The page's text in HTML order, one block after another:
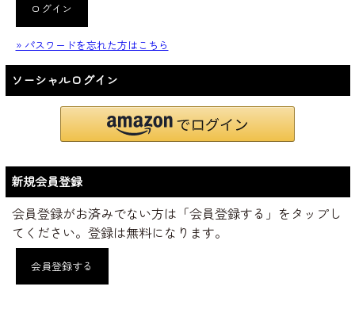
ログイン
» パスワードを忘れた方はこちら
ソーシャルログイン
新規会員登録
会員登録がお済みでない方は「会員登録する」をタップし
てください。登録は無料になります。
会員登録する